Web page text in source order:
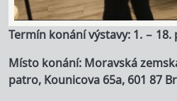
Termín konání výstavy: 1. – 18.
Místo konání: Moravská
patro, Kounicova 65a, 601 87